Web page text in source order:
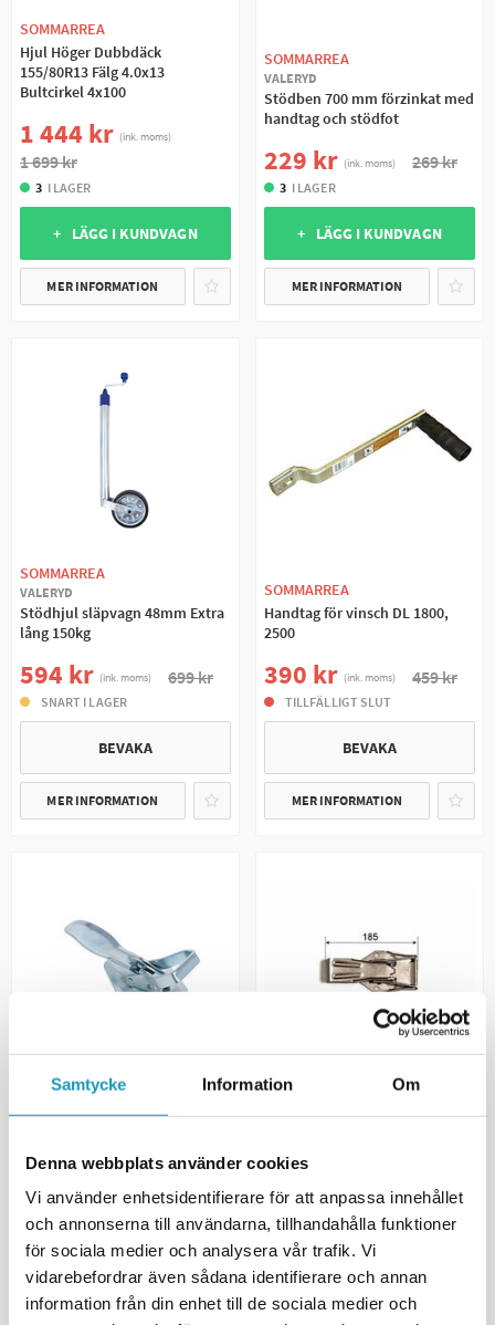
Samtycke Information Om
Denna webbplats använder cookies
Vi använder enhetsidentifierare för att anpassa innehållet
och annonserna till användarna, tillhandahålla funktioner
för sociala medier och analysera vår trafik. Vi
vidarebefordrar även sådana identifierare och annan
information från din enhet till de sociala medier och
SOMMARREA
Hjul Höger Dubbdäck
155/80R13 Fälg 4.0x13
Bultcirkel 4x100
1 444 kr (ink. moms)
1 699 kr
3 I LAGER
+ LÄGG I KUNDVAGN
MER INFORMATION
SOMMARREA
VALERYD
Stödben 700 mm förzinkat med
handtag och stödfot
229 kr (ink. moms) 269 kr
3 I LAGER
+ LÄGG I KUNDVAGN
MER INFORMATION
SOMMARREA
VALERYD
Stödhjul släpvagn 48mm Extra
lång 150kg
594 kr (ink. moms) 699 kr
SNART I LAGER
BEVAKA
MER INFORMATION
SOMMARREA
Handtag för vinsch DL 1800,
2500
390 kr (ink. moms) 459 kr
TILLFÄLLIGT SLUT
BEVAKA
MER INFORMATION
SOMMARREA
169 kr (ink. moms) 199 kr
16 I LAGER
+ LÄGG I KUNDVAGN
MER INFORMATION
SOMMARREA
127 kr
20 + I LAGER
+ LÄGG I KUNDVAGN
MER INFORMATION